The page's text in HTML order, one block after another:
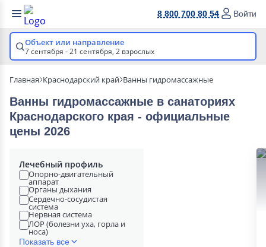
8 800 700 80 54 Войти
Объект или направление
7 сентября - 21 сентября, 2 взрослых
Главная Краснодарский край Ванны гидромассажные
Ванны гидромассажные в cанаториях
Краснодарского края - официальные
цены 2026
Лечебный профиль
Опорно-двигательный
аппарат
Органы дыхания
Сердечно-сосудистая
система
Нервная система
ЛОР (болезни уха, горла и
носа)
Показать все